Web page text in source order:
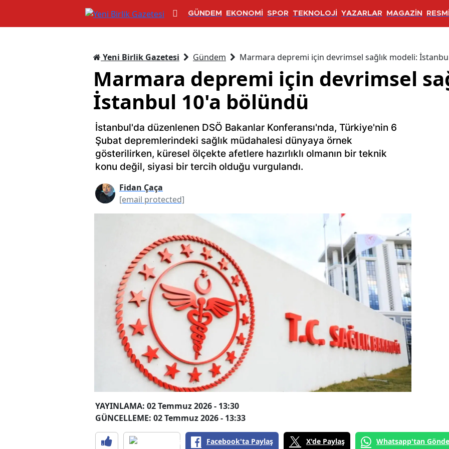
GÜNDEM EKONOMİ SPOR TEKNOLOJİ YAZARLAR MAGAZİN
Yeni Birlik Gazetesi Gündem Marmara depremi için devrimsel sağlık modeli:
Marmara depremi için devrimsel
İstanbul 10'a bölündü
İstanbul'da düzenlenen DSÖ Bakanlar Konferansı'nda, Türkiye'nin 6
Şubat depremlerindeki sağlık müdahalesi dünyaya örnek
gösterilirken, küresel ölçekte afetlere hazırlıklı olmanın bir teknik
konu değil, siyasi bir tercih olduğu vurgulandı.
Fidan Çaça
[email protected]
YAYINLAMA: 02 Temmuz 2026 - 13:30
GÜNCELLEME: 02 Temmuz 2026 - 13:33
Facebook'ta Paylaş X'de Paylaş Whatsapp'tan